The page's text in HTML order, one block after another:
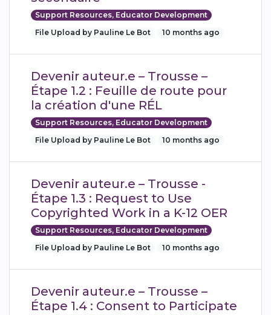
Support Resources, Educator Development
File Upload by Pauline Le Bot
10 months ago
Devenir auteur.e – Trousse –
Étape 1.2 : Feuille de route pour
la création d'une RÉL
Support Resources, Educator Development
File Upload by Pauline Le Bot
10 months ago
Devenir auteur.e – Trousse -
Étape 1.3 : Request to Use
Copyrighted Work in a K-12 OER
Support Resources, Educator Development
File Upload by Pauline Le Bot
10 months ago
Devenir auteur.e – Trousse –
Étape 1.4 : Consent to Participate